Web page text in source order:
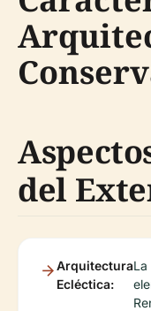
del
Arquitectura
Ecléctica:
La